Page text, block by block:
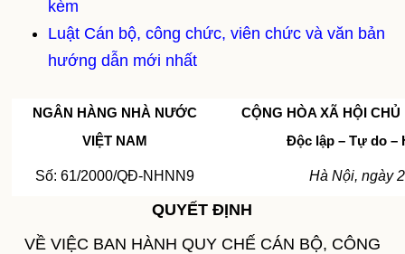
kèm
Luật Cán bộ, công chức, viên chức và văn bản
hướng dẫn mới nhất
NGÂN HÀNG NHÀ NƯỚC
VIỆT NAM
CỘNG HÒA XÃ HỘI
Độc lập – Tự do –
Số: 61/2000/QĐ-NHNN9 Hà Nội, ngày
QUYẾT ĐỊNH
VỀ VIỆC BAN HÀNH QUY CHẾ CÁN BỘ, CÔNG